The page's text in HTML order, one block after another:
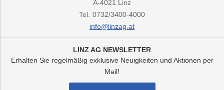
A-4021 Linz
Tel. 0732/3400-4000
info@linzag.at
LINZ AG NEWSLETTER
Erhalten Sie regelmäßig exklusive Neuigkeiten und Aktionen per
Mail!